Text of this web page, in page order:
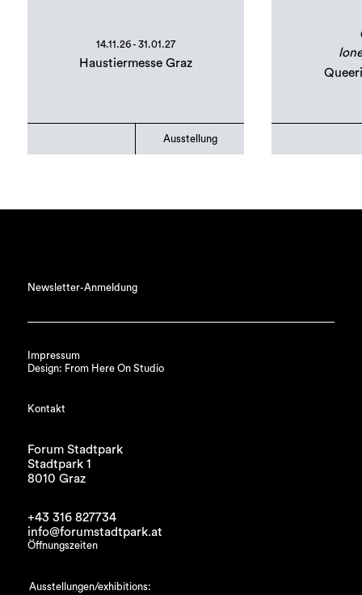
14.11.26 - 31.01.27
Haustiermesse Graz
Ausstellung
Newsletter-Anmeldung
Impressum
Design: From Here On Studio
Kontakt
Forum Stadtpark
Stadtpark 1
8010 Graz
+43 316 827734
info@forumstadtpark.at
Öffnungszeiten
Ausstellungen/exhibitions: